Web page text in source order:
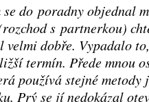
se do poradny objednal
s partnerkou)
velmi dobře. Vypadalo
termín. Přede mnou
používá stejné
Prý se jí nedokázal